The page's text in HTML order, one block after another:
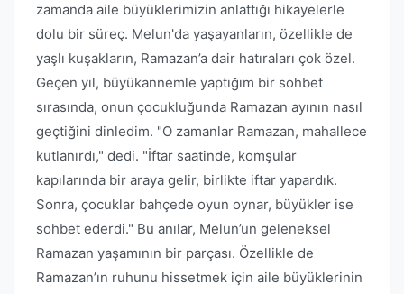
zamanda aile büyüklerimizin anlattığı hikayelerle
dolu bir süreç. Melun'da yaşayanların, özellikle de
yaşlı kuşakların, Ramazan’a dair hatıraları çok özel.
Geçen yıl, büyükannemle yaptığım bir sohbet
sırasında, onun çocukluğunda Ramazan ayının nasıl
geçtiğini dinledim. "O zamanlar Ramazan, mahallece
kutlanırdı," dedi. "İftar saatinde, komşular
kapılarında bir araya gelir, birlikte iftar yapardık.
Sonra, çocuklar bahçede oyun oynar, büyükler ise
sohbet ederdi." Bu anılar, Melun’un geleneksel
Ramazan yaşamının bir parçası. Özellikle de
Ramazan’ın ruhunu hissetmek için aile büyüklerinin